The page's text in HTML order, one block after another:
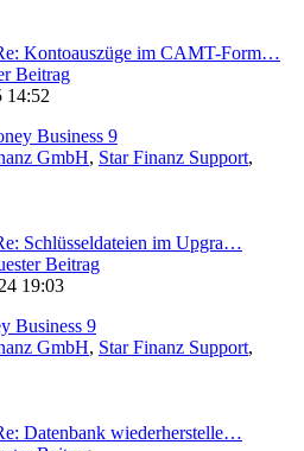
Kontoauszüge im CAMT-Form…
Beitrag
14:52
Business 9
GmbH, Star Finanz Support,
Schlüsseldateien im Upgra…
Beitrag
19:03
Business 9
GmbH, Star Finanz Support,
Datenbank wiederherstelle…